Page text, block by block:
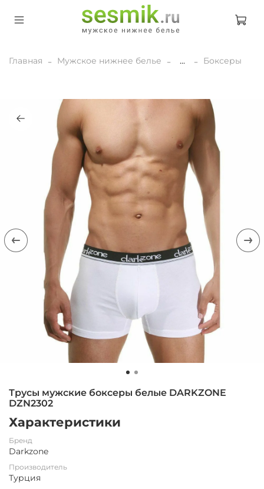
Главная Мужское нижнее белье ... Боксеры
Трусы мужские боксеры белые DARKZONE
DZN2302
Характеристики
Бренд
Darkzone
Производитель
Турция